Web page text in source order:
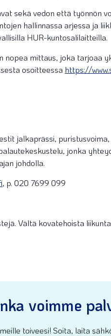
sekä vedon että työnnön
hallinnassa arjessa ja
HUR-kuntosalilaitteilla.
nopea mittaus, joka tarjoaa
osoitteessa https://
jalkaprässi,
jonka
johdolla.
, p. 020 7699 099
Vältä kovatehoista
voimme
toiveesi! Soita, laita